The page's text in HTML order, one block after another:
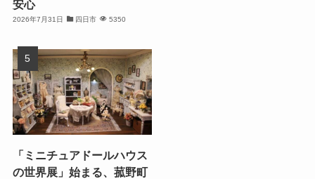
安心
2026年7月31日 四日市 5350
「ミニチュアドールハウス
の世界展」始まる、菰野町